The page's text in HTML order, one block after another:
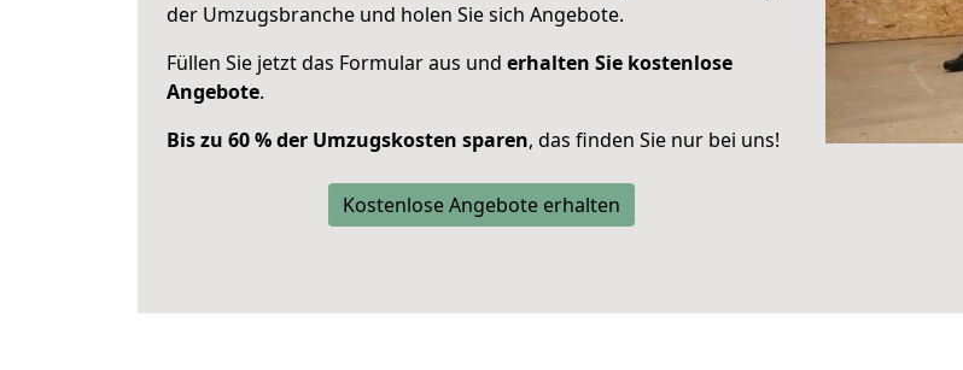
der Umzugsbranche und holen Sie sich Angebote.
Füllen Sie jetzt das Formular aus und erhalten Sie kostenlose
Angebote.
Bis zu 60 % der Umzugskosten sparen, das finden Sie nur bei uns!
Kostenlose Angebote erhalten